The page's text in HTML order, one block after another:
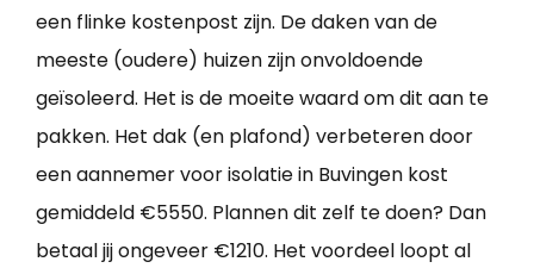
een flinke kostenpost zijn. De daken van de
meeste (oudere) huizen zijn onvoldoende
geïsoleerd. Het is de moeite waard om dit aan te
pakken. Het dak (en plafond) verbeteren door
een aannemer voor isolatie in Buvingen kost
gemiddeld €5550. Plannen dit zelf te doen? Dan
betaal jij ongeveer €1210. Het voordeel loopt al